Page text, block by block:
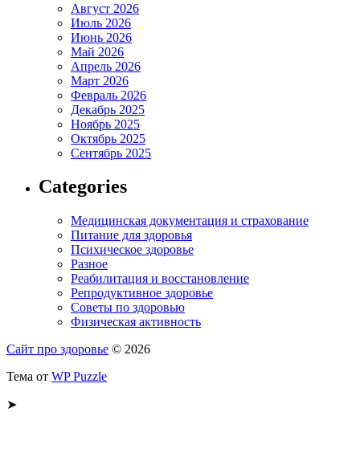
Август 2026
Июль 2026
Июнь 2026
Май 2026
Апрель 2026
Март 2026
Февраль 2026
Декабрь 2025
Ноябрь 2025
Октябрь 2025
Сентябрь 2025
Categories
Медицинская документация и страхование
Питание для здоровья
Психическое здоровье
Разное
Реабилитация и восстановление
Репродуктивное здоровье
Советы по здоровью
Физическая активность
Сайт про здоровье © 2026
Тема от WP Puzzle
➤